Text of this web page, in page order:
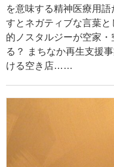
を意味する精神医療用
すとネガティブな言葉
的ノスタルジーが空家
る？ まちなか再生支援
ける空き店……